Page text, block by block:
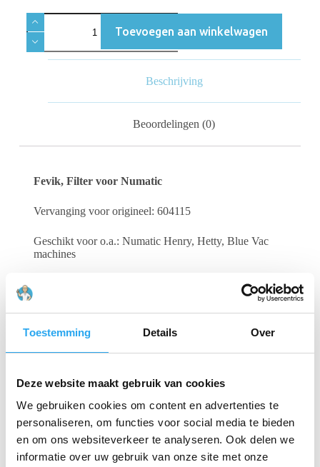
Toestemming Details Over
Deze website maakt gebruik van cookies
We gebruiken cookies om content en advertenties te
personaliseren, om functies voor social media te bieden
en om ons websiteverkeer te analyseren. Ook delen we
informatie over uw gebruik van onze site met onze
Toevoegen aan winkelwagen
Beschrijving
Beoordelingen (0)
Fevik, Filter voor Numatic
Vervanging voor origineel: 604115
Geschikt voor o.a.: Numatic Henry, Hetty, Blue Vac
machines
Numatic: PPR 240 HZ 250, HZ 370, HZ 370, HZ 750,
HZ 750, AVQ250-21, AVQ250-21, HZ 900, HZ 900,
AVQ380-21, George GVE370, George GVE370,
Gerelateerde producten